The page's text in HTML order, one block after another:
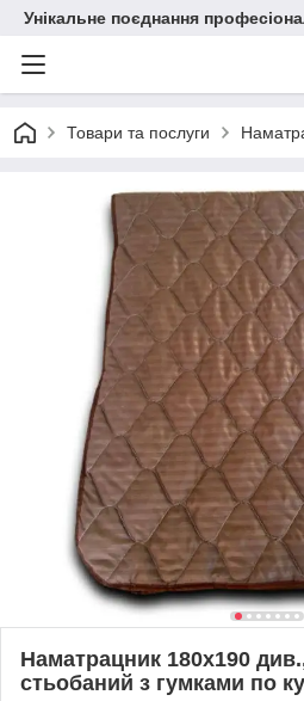
Унікальне поєднання
Товари та послуги
Наматрацник 180х190
стьобаний з гумками по